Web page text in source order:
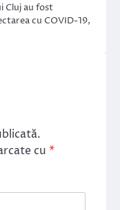
Cluj au fost
cu COVID-19,
cu *